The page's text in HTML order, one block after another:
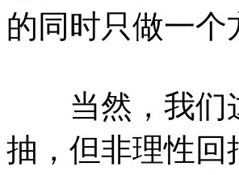
的同时只做一
当然，我们这
抽，但非理性回